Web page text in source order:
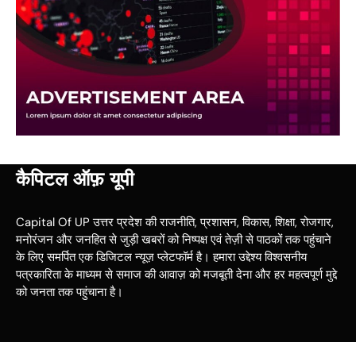
कैपिटल ऑफ़ यूपी
Capital Of UP उत्तर प्रदेश की राजनीति, प्रशासन, विकास, शिक्षा, रोजगार,
मनोरंजन और जनहित से जुड़ी खबरों को निष्पक्ष एवं तेज़ी से पाठकों तक पहुंचाने
के लिए समर्पित एक डिजिटल न्यूज़ प्लेटफॉर्म है। हमारा उद्देश्य विश्वसनीय
पत्रकारिता के माध्यम से समाज की आवाज़ को मजबूती देना और हर महत्वपूर्ण मुद्दे
को जनता तक पहुंचाना है।